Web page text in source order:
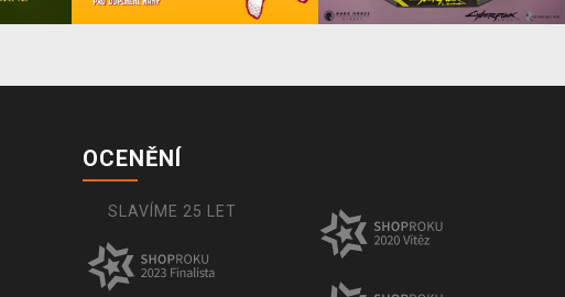
OCENĚNÍ
SLAVÍME 25 LET